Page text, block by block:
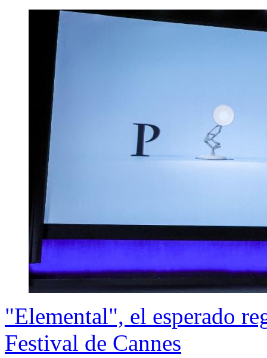
"Elemental", el esperado
Festival de Cannes